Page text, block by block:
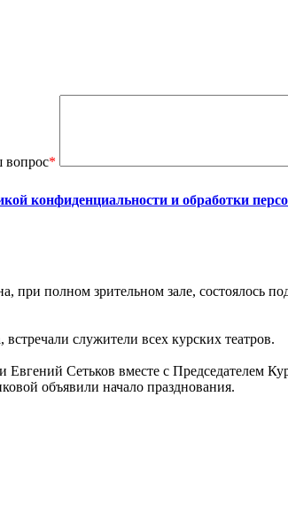
вопрос*
конфиденциальности и обработки
полном зрительном зале, состоялось
служители всех курских театров.
Сетьков вместе с Председателем
объявили начало празднования.